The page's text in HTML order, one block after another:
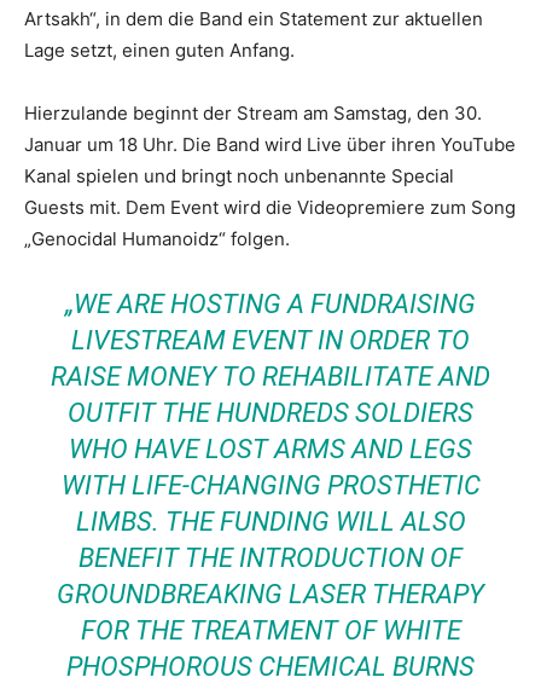
Artsakh“, in dem die Band ein Statement zur aktuellen
Lage setzt, einen guten Anfang.
Hierzulande beginnt der Stream am Samstag, den 30.
Januar um 18 Uhr. Die Band wird Live über ihren YouTube
Kanal spielen und bringt noch unbenannte Special
Guests mit. Dem Event wird die Videopremiere zum Song
„Genocidal Humanoidz“ folgen.
„WE ARE HOSTING A FUNDRAISING
LIVESTREAM EVENT IN ORDER TO
RAISE MONEY TO REHABILITATE AND
OUTFIT THE HUNDREDS SOLDIERS
WHO HAVE LOST ARMS AND LEGS
WITH LIFE-CHANGING PROSTHETIC
LIMBS. THE FUNDING WILL ALSO
BENEFIT THE INTRODUCTION OF
GROUNDBREAKING LASER THERAPY
FOR THE TREATMENT OF WHITE
PHOSPHOROUS CHEMICAL BURNS